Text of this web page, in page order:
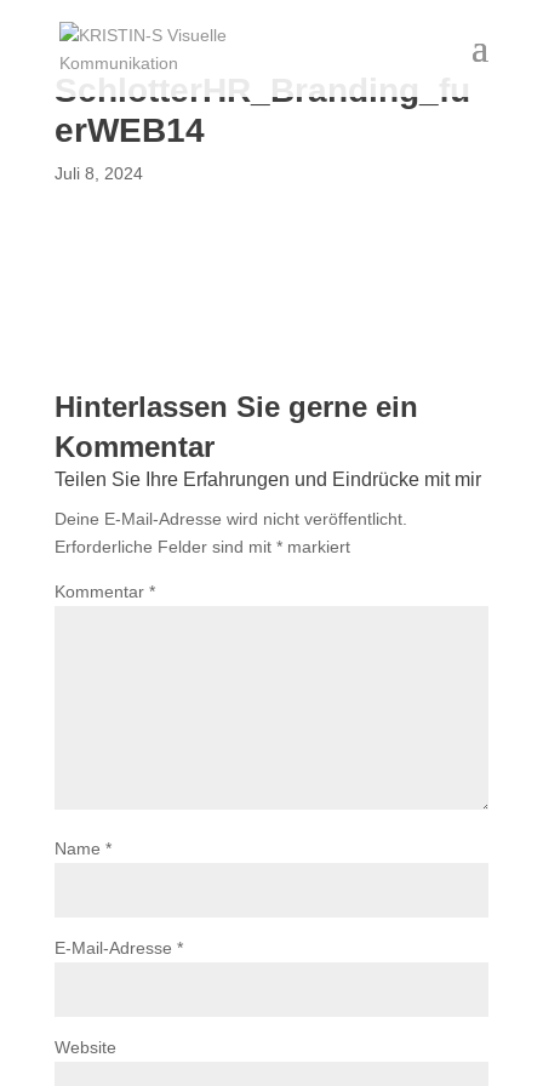
SchlotterHR_Branding_fu
erWEB14
Juli 8, 2024
Deine E-Mail-Adresse wird nicht veröffentlicht.
Erforderliche Felder sind mit *markiert
Kommentar *
Name *
E-Mail-Adresse *
Website